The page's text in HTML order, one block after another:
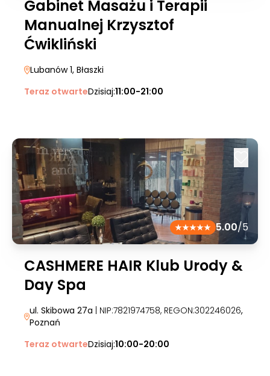
Gabinet Masażu i Terapii
Manualnej Krzysztof
Ćwikliński
Lubanów 1, Błaszki
Teraz otwarteDzisiaj:11:00-21:00
5.00/5
CASHMERE HAIR Klub Urody &
Day Spa
ul. Skibowa 27a | NIP:7821974758, REGON:302246026,
Poznań
Teraz otwarteDzisiaj:10:00-20:00